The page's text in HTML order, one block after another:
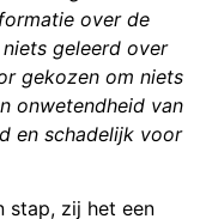
kunnen pijnlijk
positief is,
voor 2021.
laten zien,
van
uitdagingen met